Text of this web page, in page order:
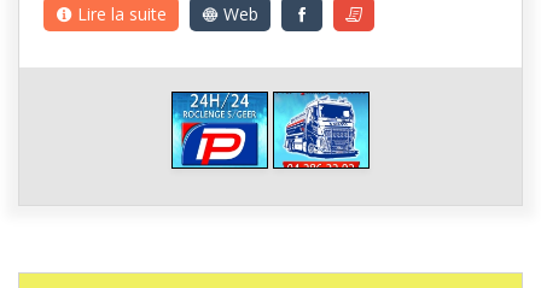
Lire la suite Web